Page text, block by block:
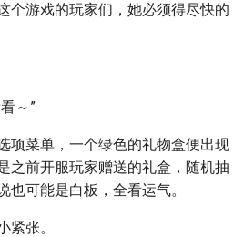
个游戏的玩家们，她必须得尽快的
～”
项菜单，一个绿色的礼物盒便出现
之前开服玩家赠送的礼盒，随机抽
也可能是白板，全看运气。
紧张。